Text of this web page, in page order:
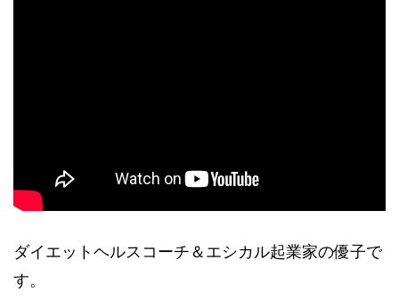
ダイエットヘルスコーチ＆エシカル起業家の優子で
す。